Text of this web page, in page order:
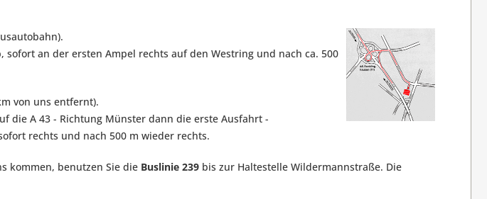
sofort an der ersten Ampel rechts auf den Westring und nach ca. 500
von uns entfernt).
die A 43 - Richtung Münster dann die erste Ausfahrt -
rechts und nach 500 m wieder rechts.
kommen, benutzen Sie die Buslinie 239 bis zur Haltestelle Wildermannstraße. Die